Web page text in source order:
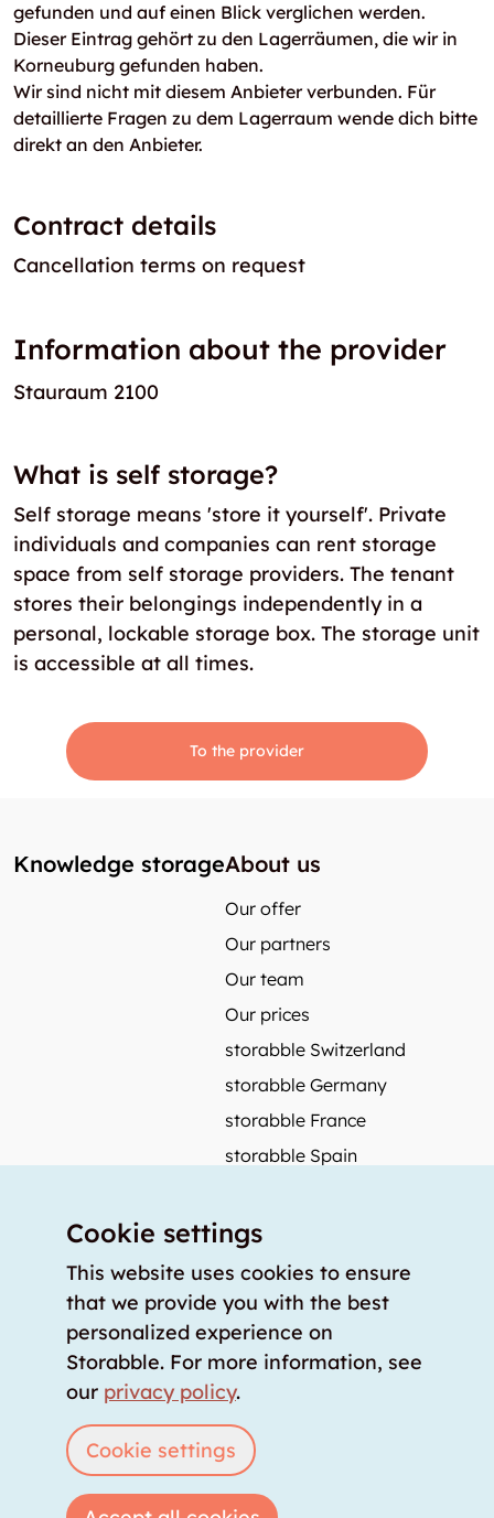
gefunden und auf einen Blick verglichen werden.
Dieser Eintrag gehört zu den Lagerräumen, die wir in
Korneuburg gefunden haben.
Wir sind nicht mit diesem Anbieter verbunden. Für
detaillierte Fragen zu dem Lagerraum wende dich bitte
direkt an den Anbieter.
Contract details
Cancellation terms on request
Information about the provider
Stauraum 2100
What is self storage?
Self storage means 'store it yourself'. Private
individuals and companies can rent storage
space from self storage providers. The tenant
stores their belongings independently in a
personal, lockable storage box. The storage unit
is accessible at all times.
To the provider
Knowledge storageAbout us
Our offer
Our partners
Our team
Our prices
storabble Switzerland
storabble Germany
storabble France
storabble Spain
Press coverage
How to calculate the size of a storage room?
How much does a storage room cost?
For storage providers
Login List storage room
Cookie settings
This website uses cookies to ensure
that we provide you with the best
personalized experience on
Storabble. For more information, see
our privacy policy.
Cookie settings